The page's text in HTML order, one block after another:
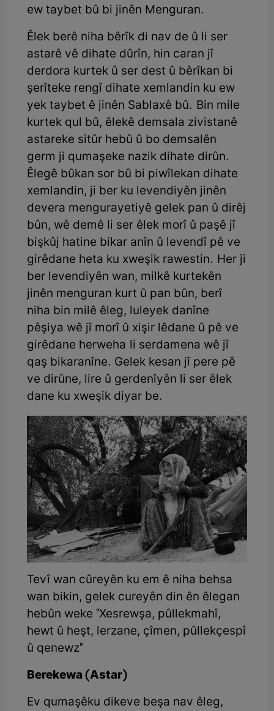
ew taybet bû bi jinên Menguran.
Êlek berê niha bêrîk di nav de û li ser
astarê vê dihate dûrîn, hin caran jî
derdora kurtek û ser dest û bêrîkan bi
şerîteke rengî dihate xemlandin ku ew
yek taybet ê jinên Sablaxê bû. Bin mile
kurtek qul bû, êlekê demsala zivistanê
astareke sitûr hebû û bo demsalên
germ ji qumaşeke nazik dihate dirûn.
Êlegê bûkan sor bû bi piwîlekan dihate
xemlandin, ji ber ku levendiyên jinên
devera mengurayetiyê gelek pan û dirêj
bûn, wê demê li ser êlek morî û paşê jî
bişkûj hatine bikar anîn û levendî pê ve
girêdane heta ku xweşik rawestin. Her ji
ber levendiyên wan, milkê kurtekên
jinên menguran kurt û pan bûn, berî
niha bin milê êleg, luleyek danîne
pêşiya wê jî morî û xişir lêdane û pê ve
girêdane herweha li serdamena wê jî
qaş bikaranîne. Gelek kesan jî pere pê
ve dirûne, lire û gerdenîyên li ser êlek
dane ku xweşik diyar be.
Tevî wan cûreyên ku em ê niha behsa
wan bikin, gelek cureyên din ên êlegan
hebûn weke "Xesrewşa, pûllekmahî,
hewt û heşt, lerzane, çîmen, pûllekçespî
û qenewz"
Berekewa (Astar)
Ev qumaşêku dikeve beşa nav êleg,